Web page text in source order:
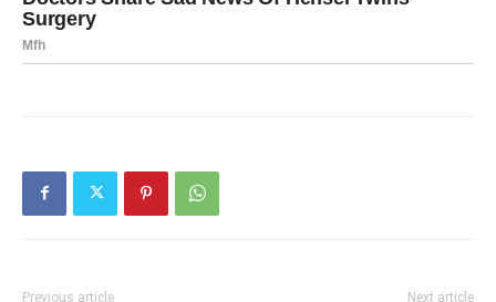
Previous article Next article